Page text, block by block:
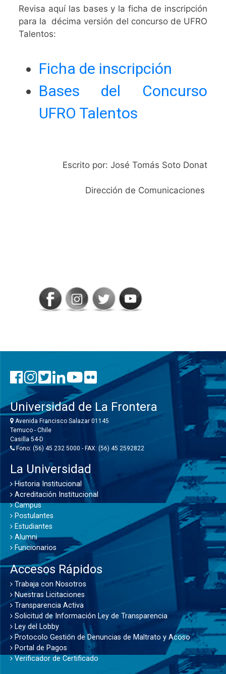
Revisa aquí las bases y la ficha de inscripción
para la décima versión del concurso de UFRO
Talentos:
Ficha de inscripción
Bases del Concurso
UFRO Talentos
Escrito por: José Tomás Soto Donat
Dirección de Comunicaciones
Universidad de La Frontera
Avenida Francisco Salazar 01145
Temuco - Chile
Casilla 54-D
Fono: (56) 45 232 5000 - FAX: (56) 45 2592822
La Universidad
Historia Institucional
Acreditación Institucional
Campus
Postulantes
Estudiantes
Alumni
Funcionarios
Accesos Rápidos
Trabaja con Nosotros
Nuestras Licitaciones
Transparencia Activa
Solicitud de Información Ley de Transparencia
Ley del Lobby
Protocolo Gestión de Denuncias de Maltrato y Acoso
Portal de Pagos
Verificador de Certificado